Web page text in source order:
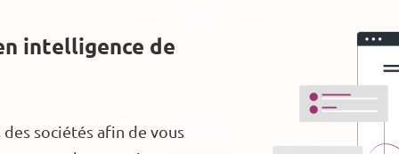
intelligence de
sociétés afin de vous